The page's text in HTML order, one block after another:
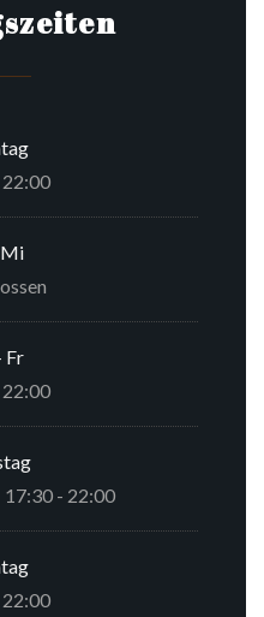
Mi
Fr
17:30 - 22:00